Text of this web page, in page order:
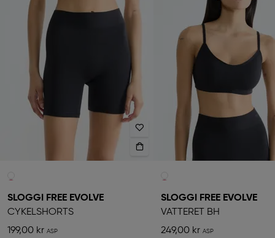
SLOGGI FREE EVOLVE
CYKELSHORTS
199,00 kr
SLOGGI FREE EVOLVE
VATTERET BH
249,00 kr